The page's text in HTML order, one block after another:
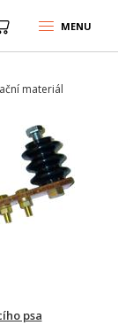
MENU
materiál
psa